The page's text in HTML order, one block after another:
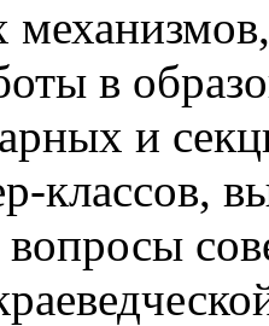
в
и
классов,